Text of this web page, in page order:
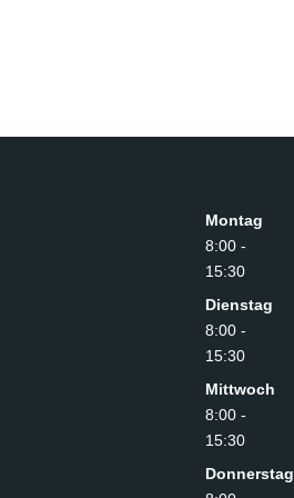
Montag
8:00 -
15:30
Dienstag
8:00 -
15:30
Mittwoch
8:00 -
15:30
Donnerstag